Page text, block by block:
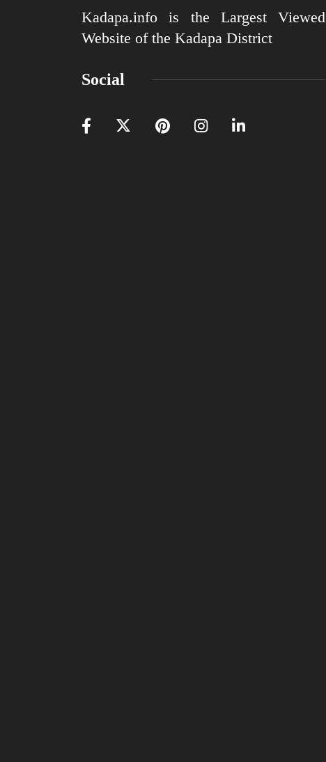
Kadapa.info is the Largest Viewed
Website of the Kadapa District
Social